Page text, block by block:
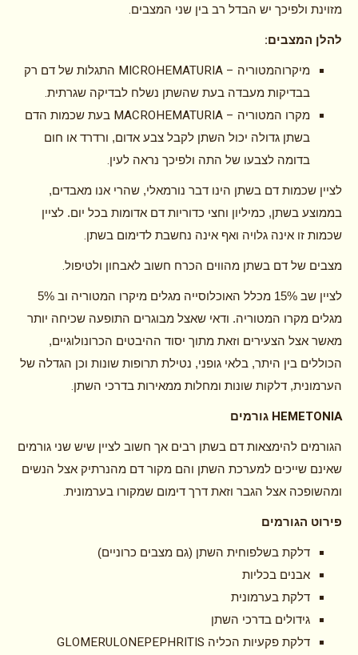
מזוינת ולפיכך יש הבדל רב בין שני המצבים.
להלן המצבים:
מיקרוהמטוריה MICROHEMATURIA – התגלות של דם רק
בבדיקות מעבדה בעת שהשתן נשלח לבדיקה שגרתית.
מקרו המטוריה MACROHEMATURIA – בעת שכמות הדם
בשתן גדולה יכול השתן לקבל צבע אדום, ורדרד או חום
בדומה לצבעו של התה ולפיכך נראה לעין.
לציין שכמות דם בשתן הינו דבר נורמאלי, שהרי אנו מאבדים,
בממוצע בשתן, כמיליון וחצי כדוריות דם אדומות בכל יום. לציין
שכמות זו אינה גלויה ואף אינה נחשבת לדימום בשתן.
מצבים של דם בשתן מהווים הכרח חשוב לאבחון ולטיפול.
לציין שב 15% מכלל האוכלוסייה מגלים מיקרו המטוריה וב 5%
מגלים מקרו המטוריה. ודאי שאצל מבוגרים התופעה שכיחה יותר
מאשר אצל הצעירים וזאת מתוך יסוד ההיבטים הכרונולוגיים,
הכוללים בין היתר, בלאי גופני, נטילת תרופות שונות וכן הגדלה של
הערמונית, דלקות שונות ומחלות ממאירות בדרכי השתן.
HEMETONIA גורמים
הגורמים להימצאות דם בשתן רבים אך חשוב לציין שיש שני גורמים
שאינם שייכים למערכת השתן והם מקור דם מהנרתיק אצל הנשים
ומהשופכה אצל הגבר וזאת דרך דימום שמקורו בערמונית.
פירוט הגורמים
דלקת בשלפוחית השתן (גם מצבים כרוניים)
אבנים בכליות
דלקת בערמונית
גידולים בדרכי השתן
דלקת פקעיות הכליה GLOMERULONEPEPHRITIS